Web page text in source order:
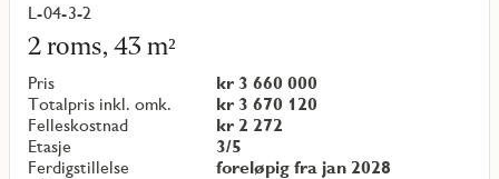
L-04-3-2
2 roms, 43 m²
Pris
kr 3 660 000
Totalpris inkl. omk.
kr 3 670 120
Felleskostnad
kr 2 272
Etasje
3/5
Ferdigstillelse
foreløpig fra jan 2028
Les
mer
om
objekt
{objectNumber}